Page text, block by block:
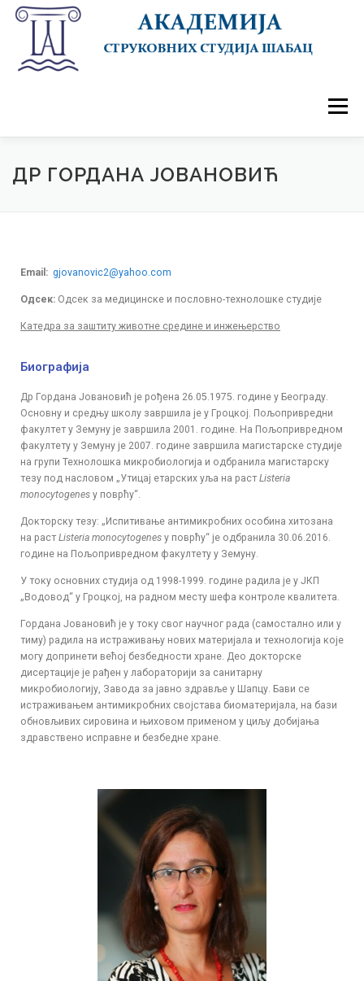
Menu
СТУДИЈЕ УПИС 2026/27 СТУДЕНТИ
ДР ГОРДАНА ЈОВАНОВИЋ
Email: gjovanovic2@yahoo.com
Одсек: Одсек за медицинске и пословно-технолошке студије
Катедра за заштиту животне средине и инжењерство
Биографија
Др Гордана Јовановић је рођена 26.05.1975. године у Београду.
Основну и средњу школу завршила је у Гроцкој. Пољопривредни
факултет у Земуну је завршила 2001. године. На Пољопривредном
факултету у Земуну је 2007. године завршила магистарске студије
на групи Технолошка микробиологија и одбранила магистарску
тезу под насловом „Утицај етарских уља на раст Listeria
monocytogenes у поврћу“.
Докторску тезу: „Испитивање антимикробних особина хитозана
на раст Listeria monocytogenes у поврћу“ је одбранила 30.06.2016.
године на Пољопривредном факултету у Земуну.
У току основних студија од 1998-1999. године радила је у ЈКП
„Водовод“ у Гроцкој, на радном месту шефа контроле квалитета.
Гордана Јовановић је у току свог научног рада (самостално или у
тиму) радила на истраживању нових материјала и технологија које
могу допринети већој безбедности хране. Део докторске
дисертације је рађен у лабораторији за санитарну
микробиологију, Завода за јавно здравље у Шапцу. Бави се
истраживањем антимикробних својстава биоматеријала, на бази
обновљивих сировина и њиховом применом у циљу добијања
здравствено исправне и безбедне хране.